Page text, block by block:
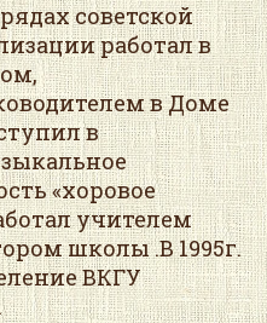
советской
работал в
в Доме
в
«хоровое
учителем
школы .В 1995г.
ВКГУ